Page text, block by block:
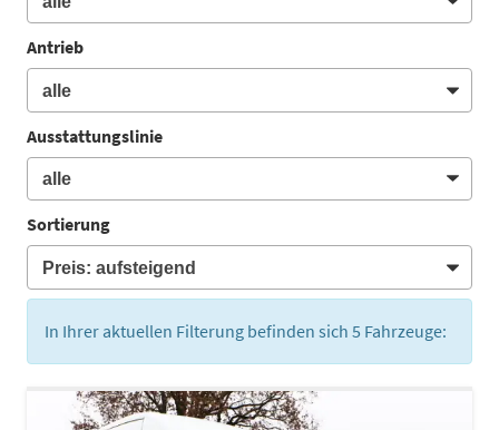
Antrieb
Ausstattungslinie
Sortierung
In Ihrer aktuellen Filterung befinden sich 5 Fahrzeuge: